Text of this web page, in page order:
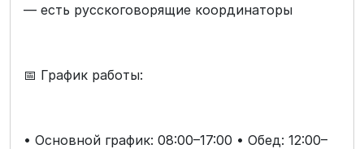
— есть русскоговорящие координаторы
📅 График работы:
• Основной график: 08:00–17:00 • Обед: 12:00–